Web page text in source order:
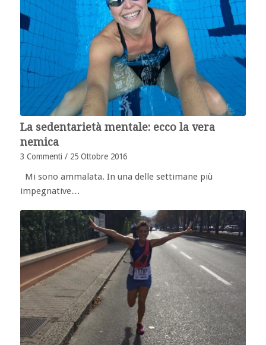
La sedentarietà mentale: ecco la vera
nemica
3 Commenti / 25 Ottobre 2016
Mi sono ammalata. In una delle settimane più
impegnative…